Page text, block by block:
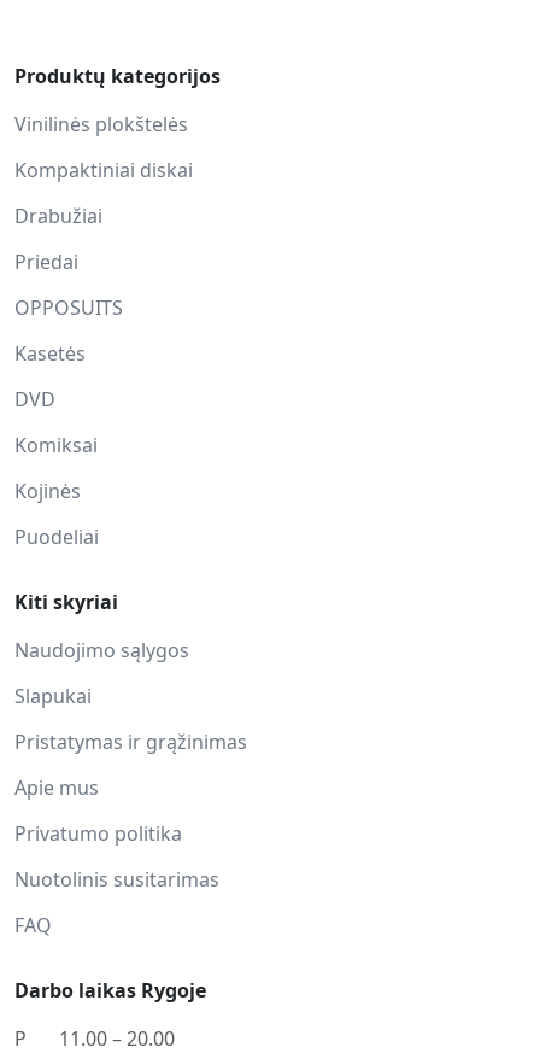
Produktų kategorijos
Vinilinės plokštelės
Kompaktiniai diskai
Drabužiai
Priedai
OPPOSUITS
Kasetės
DVD
Komiksai
Kojinės
Puodeliai
Kiti skyriai
Naudojimo sąlygos
Slapukai
Pristatymas ir grąžinimas
Apie mus
Privatumo politika
Nuotolinis susitarimas
FAQ
Darbo laikas Rygoje
P
11.00 – 20.00